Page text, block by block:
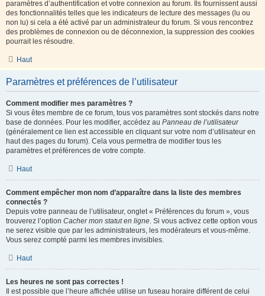
paramètres d’authentification et votre connexion au forum. Ils fournissent aussi
des fonctionnalités telles que les indicateurs de lecture des messages (lu ou
non lu) si cela a été activé par un administrateur du forum. Si vous rencontrez
des problèmes de connexion ou de déconnexion, la suppression des cookies
pourrait les résoudre.
Haut
Paramètres et préférences de l’utilisateur
Comment modifier mes paramètres ?
Si vous êtes membre de ce forum, tous vos paramètres sont stockés dans notre
base de données. Pour les modifier, accédez au Panneau de l’utilisateur
(généralement ce lien est accessible en cliquant sur votre nom d’utilisateur en
haut des pages du forum). Cela vous permettra de modifier tous les
paramètres et préférences de votre compte.
Haut
Comment empêcher mon nom d’apparaître dans la liste des membres
connectés ?
Depuis votre panneau de l’utilisateur, onglet « Préférences du forum », vous
trouverez l’option Cacher mon statut en ligne. Si vous activez cette option vous
ne serez visible que par les administrateurs, les modérateurs et vous-même.
Vous serez compté parmi les membres invisibles.
Haut
Les heures ne sont pas correctes !
Il est possible que l’heure affichée utilise un fuseau horaire différent de celui